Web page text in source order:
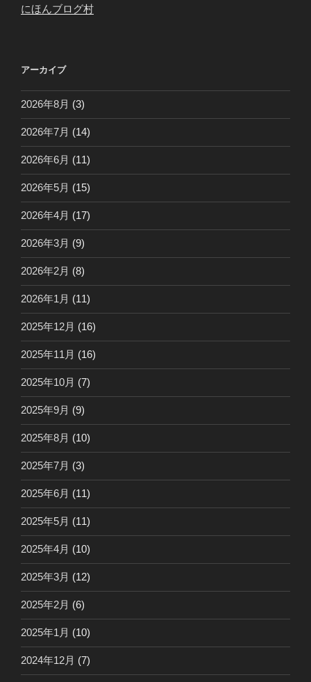
にほんブログ村
アーカイブ
2026年8月 (3)
2026年7月 (14)
2026年6月 (11)
2026年5月 (15)
2026年4月 (17)
2026年3月 (9)
2026年2月 (8)
2026年1月 (11)
2025年12月 (16)
2025年11月 (16)
2025年10月 (7)
2025年9月 (9)
2025年8月 (10)
2025年7月 (3)
2025年6月 (11)
2025年5月 (11)
2025年4月 (10)
2025年3月 (12)
2025年2月 (6)
2025年1月 (10)
2024年12月 (7)